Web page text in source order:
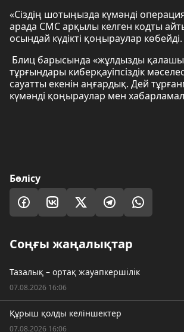
«Сіздің шотыңызда күмәнді операция
арада СМС арқылы келген кодты
осындай күдікті қоңыраулар көбейді.
Блиц барысында «жұлдызды
тұрғындары киберқауіпсіздік
сауатты екенін аңғардық. Дей
күмәнді қоңыраулар мен
Бөлісу
Соңғы жаңалықтар
Тазалық – ортақ жауапкершілік
07.08.2026 16:06
Құрыш қолды келіншектер
07.08.2026 16:06